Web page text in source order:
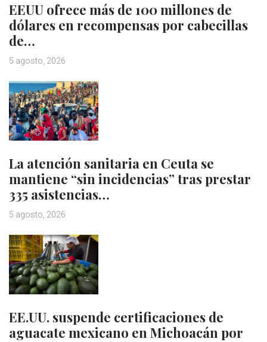
EEUU ofrece más de 100 millones de
dólares en recompensas por cabecillas
de…
5 agosto, 2026
La atención sanitaria en Ceuta se
mantiene “sin incidencias” tras prestar
335 asistencias…
5 agosto, 2026
EE.UU. suspende certificaciones de
aguacate mexicano en Michoacán por